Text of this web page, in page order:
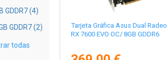
GDDR7 (4)
GDDR7 (2)
todas
Tarjeta Gráfica Asus Dual
RX 7600 EVO OC/ 8GB GDDR6